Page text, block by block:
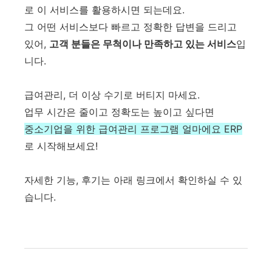
로 이 서비스를 활용하시면 되는데요.
그 어떤 서비스보다 빠르고 정확한 답변을 드리고
있어, 고객 분들은 무척이나 만족하고 있는 서비스입
니다.
급여관리, 더 이상 수기로 버티지 마세요.
업무 시간은 줄이고 정확도는 높이고 싶다면
중소기업을 위한 급여관리 프로그램 얼마에요 ERP
로 시작해보세요!
자세한 기능, 후기는 아래 링크에서 확인하실 수 있
습니다.